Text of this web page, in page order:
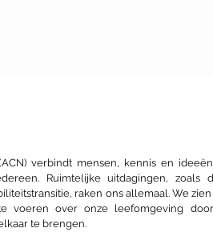
verbindt mensen, kennis en
Ruimtelijke uitdagingen, zoals
raken ons allemaal. We
voeren over onze leefomgeving
te brengen.